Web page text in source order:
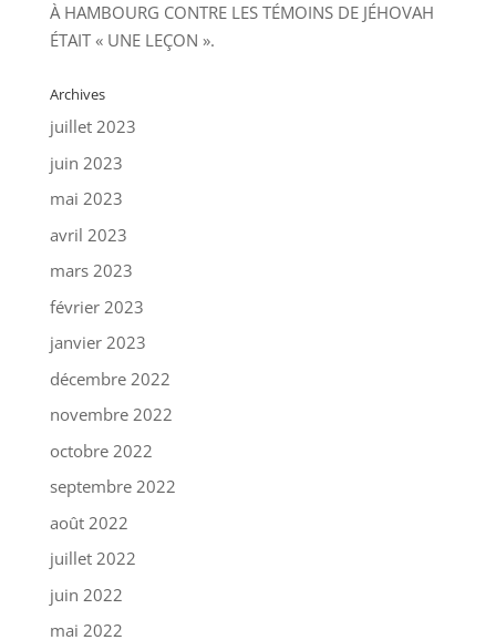
À HAMBOURG CONTRE LES TÉMOINS DE JÉHOVAH
ÉTAIT « UNE LEÇON ».
Archives
juillet 2023
juin 2023
mai 2023
avril 2023
mars 2023
février 2023
janvier 2023
décembre 2022
novembre 2022
octobre 2022
septembre 2022
août 2022
juillet 2022
juin 2022
mai 2022